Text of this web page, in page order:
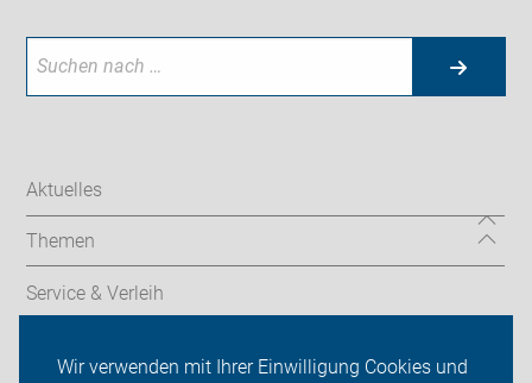
Wir verwenden mit Ihrer Einwilligung Cookies und
Aktuelles
Themen
Service & Verleih